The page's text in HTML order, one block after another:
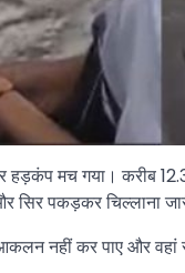
मच गया। करीब
सिर पकड़कर चिल्लाना
नहीं कर पाए और वहां